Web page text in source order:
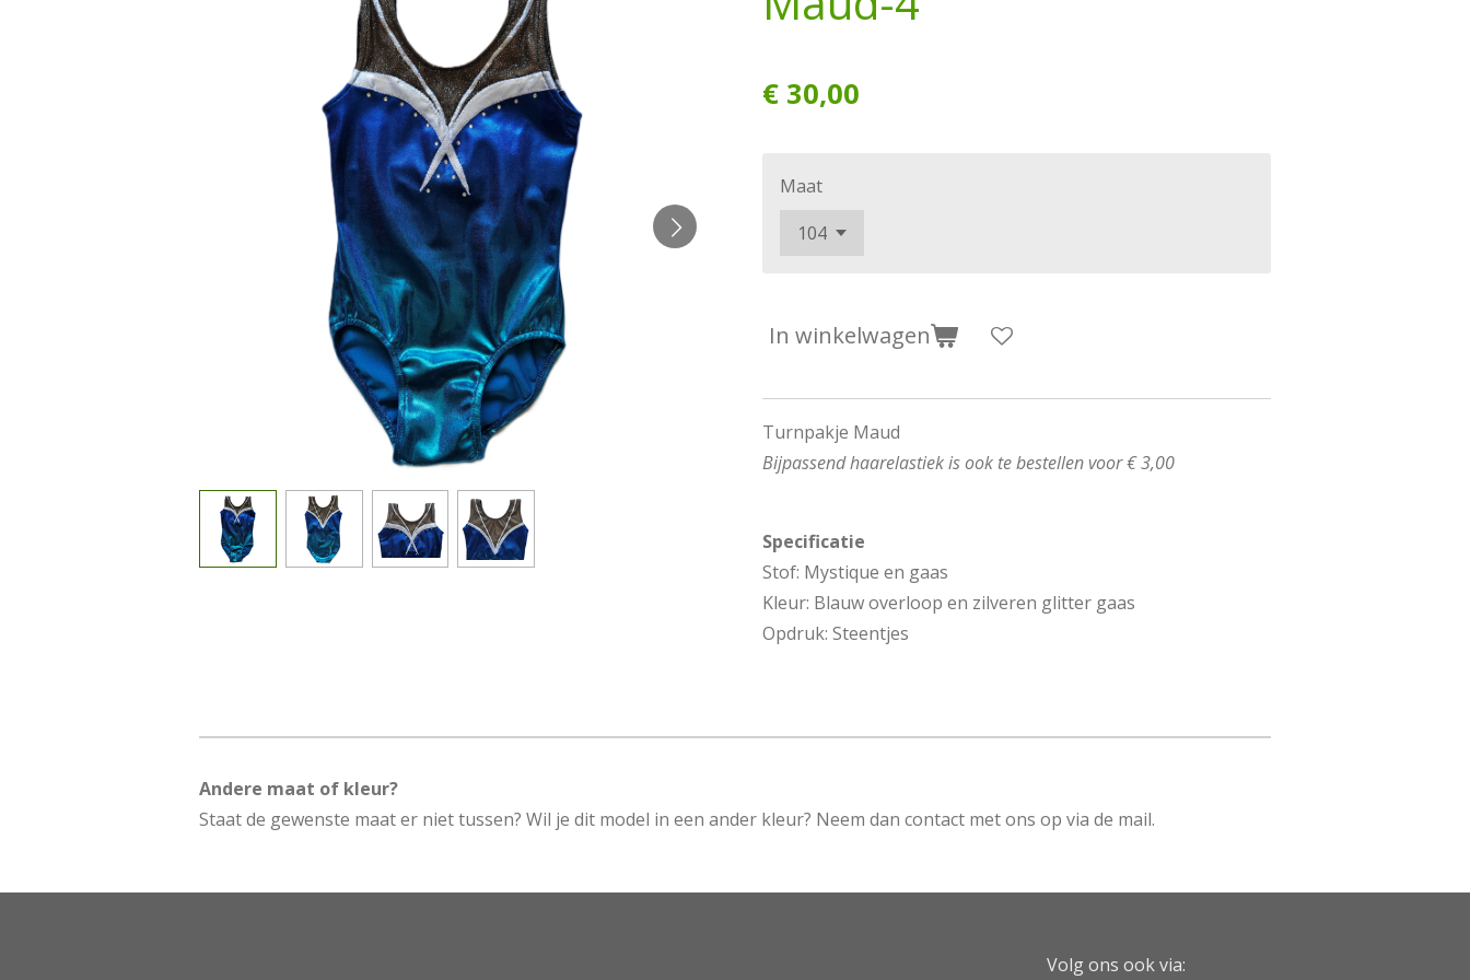
€ 30,00
Maat
In winkelwagen
Turnpakje Maud
Bijpassend haarelastiek is ook te bestellen voor € 3,00
Specificatie
Stof: Mystique en gaas
Kleur: Blauw overloop en zilveren glitter gaas
Opdruk: Steentjes
Andere maat of kleur?
Staat de gewenste maat er niet tussen? Wil je dit model in een ander kleur? Neem dan contact met ons op via de mail.
Volg ons ook via: